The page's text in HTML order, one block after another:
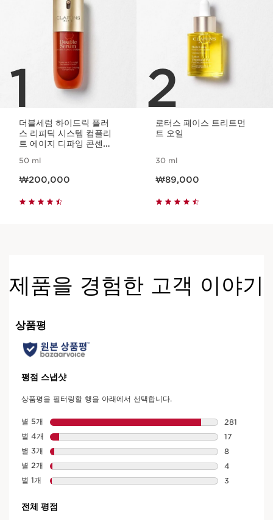
1
더블세럼 하이드릭 플러
스 리피딕 시스템 컴플리
트 에이지 디파잉 콘센트
50 ml
₩200,000
2
로터스 페이스 트리트먼
트 오일
30 ml
₩89,000
제품을 경험한 고객 이야기